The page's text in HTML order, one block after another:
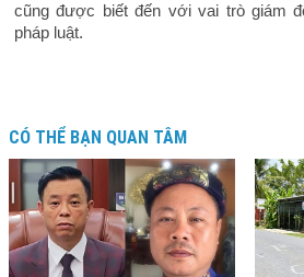
cũng được biết đến với vai trò giám
pháp luật.
CÓ THỂ BẠN QUAN TÂM